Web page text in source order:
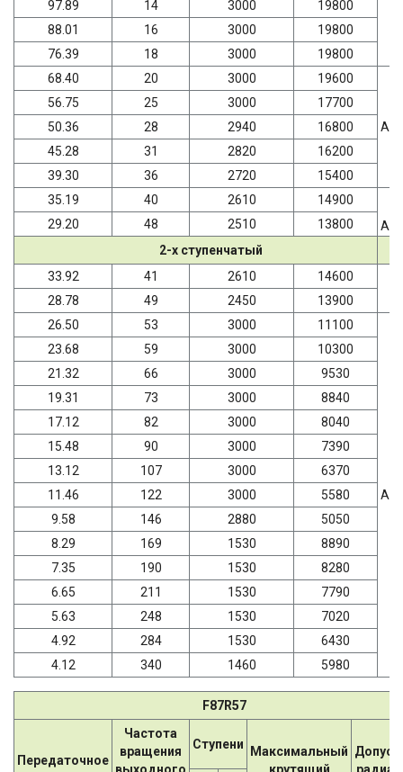
97.89
14 3000
19800
88.01
16 3000
19800
76.39
18 3000
19800
68.40
20 3000 19600
56.75 25 3000
17700
50.36
28 2940
16800
45.28
31 2820
16200
39.30
36 2720
15400
35.19
40 2610
14900
29.20 48 2510
13800
2-х ступенчатый
33.92
41 2610
14600
28.78
49 2450
13900
26.50
53 3000 11100
23.68 59 3000
10300
21.32
66 3000
9530
19.31
73 3000
8840
17.12
82 3000
8040
15.48
90 3000
7390
13.12
107 3000
6370
11.46
122 3000
5580
9.58
146 2880
5050
8.29
169 1530
8890
7.35
190 1530
8280
6.65
211 1530
7790
5.63
248 1530
7020
4.92
284 1530
6430
4.12
340 1460 5980
F87R57
Передаточное
Частота
вращения
Ступени
Максимальный